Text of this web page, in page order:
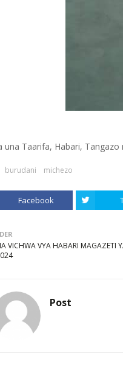
una Taarifa, Habari,
burudani michezo
Facebook
VICHWA VYA HABARI MAGAZETI
Post